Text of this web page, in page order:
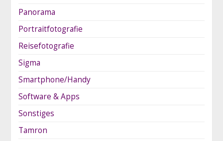
Panorama
Portraitfotografie
Reisefotografie
Sigma
Smartphone/Handy
Software & Apps
Sonstiges
Tamron